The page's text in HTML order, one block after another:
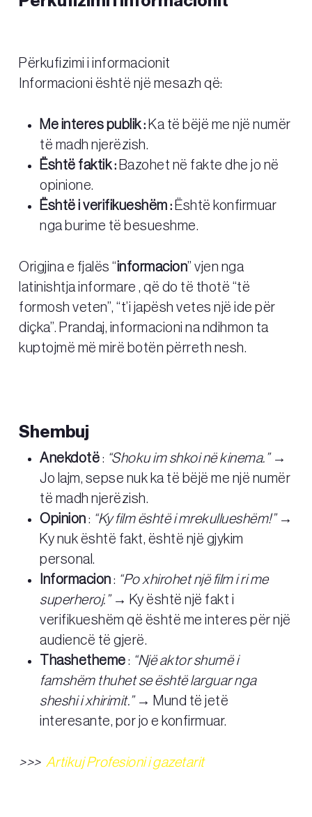
Përkufizimi i informacionit
Informacioni është një mesazh që:
Me interes publik : Ka të bëjë me një numër
të madh njerëzish.
Është faktik : Bazohet në fakte dhe jo në
opinione.
Është i verifikueshëm : Është konfirmuar
nga burime të besueshme.
Origjina e fjalës “informacion” vjen nga
latinishtja informare , që do të thotë “të
formosh veten”, “t’i japësh vetes një ide për
diçka”. Prandaj, informacioni na ndihmon ta
kuptojmë më mirë botën përreth nesh.
Shembuj
Anekdotë : “Shoku im shkoi në kinema.”→
Jo lajm, sepse nuk ka të bëjë me një numër
të madh njerëzish.
Opinion : “Ky film është i mrekullueshëm!”→
Ky nuk është fakt, është një gjykim
personal.
Informacion : “Po xhirohet një film i ri me
superheroj.”→ Ky është një fakt i
verifikueshëm që është me interes për një
audiencë të gjerë.
Thashetheme : “Një aktor shumë i
famshëm thuhet se është larguar nga
sheshi i xhirimit.”→ Mund të jetë
interesante, por jo e konfirmuar.
>>> Artikuj Profesioni i gazetarit